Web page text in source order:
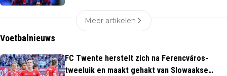
Meer artikelen
Voetbalnieuws
FC Twente herstelt zich na Ferencváros-
tweeluik en maakt gehakt van Slowaakse